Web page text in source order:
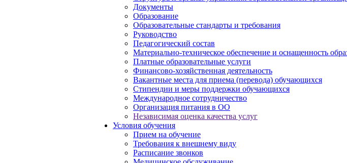
Документы
Образование
Образовательные стандарты и требования
Руководство
Педагогический состав
Материально-техническое обеспечение и оснащенность
Платные образовательные услуги
Финансово-хозяйственная деятельность
Вакантные места для приема (перевода) обучающихся
Стипендии и меры поддержки обучающихся
Международное сотрудничество
Организация питания в ОО
Независимая оценка качества услуг
Условия обучения
Прием на обучение
Требования к внешнему виду
Расписание звонков